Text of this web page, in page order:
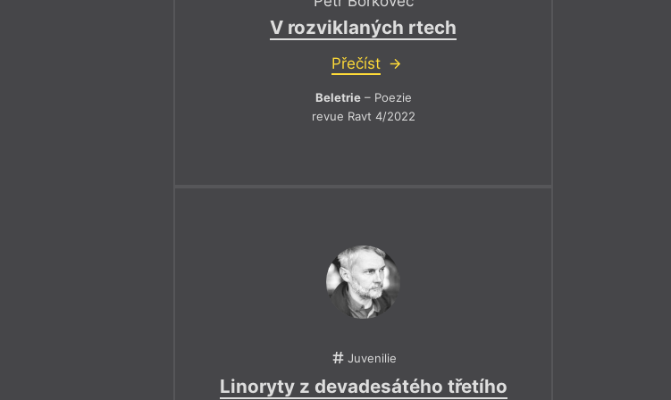
V rozviklaných rtech
Přečíst
Beletrie– Poezie
revue Ravt 4/2022
Juvenilie
Linoryty z devadesátého třetího